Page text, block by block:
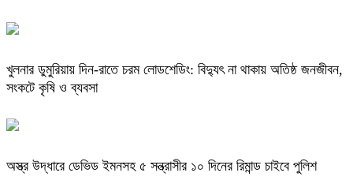
খুলনার ডুমুরিয়ায় দিন-রাতে চরম লোডশেডিং: বিদ্যুৎ না থাকায় অতিষ্ঠ জনজীবন,
সংকটে কৃষি ও ব্যবসা
অস্ত্র উদ্ধারে ডেভিড ইমনসহ ৫ সন্ত্রাসীর ১০ দিনের রিমান্ড চাইবে পুলিশ